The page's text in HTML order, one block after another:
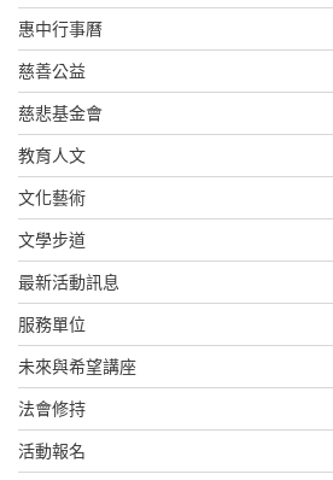
惠中行事曆
慈善公益
慈悲基金會
教育人文
文化藝術
文學步道
最新活動訊息
服務單位
未來與希望講座
法會修持
活動報名